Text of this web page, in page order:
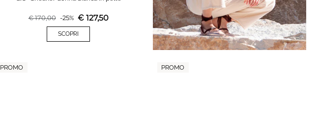
€170,00 -25% € 127,50
SCOPRI
PROMO PROMO